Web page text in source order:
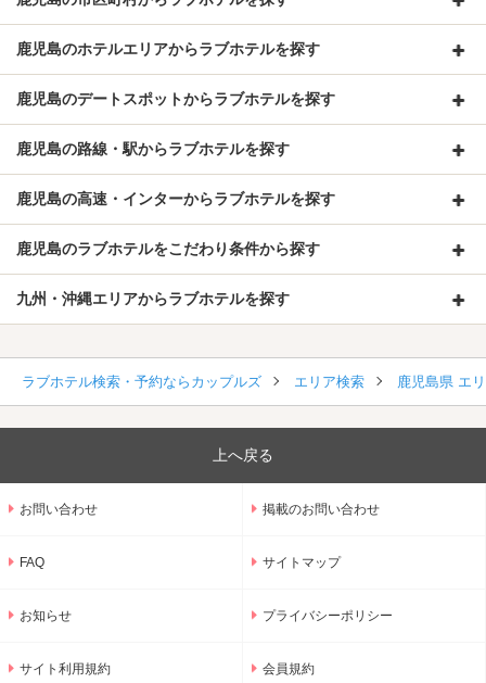
鹿児島のホテルエリアからラブホテルを探す
鹿児島のデートスポットからラブホテルを探す
鹿児島の路線・駅からラブホテルを探す
鹿児島の高速・インターからラブホテルを探す
鹿児島のラブホテルをこだわり条件から探す
九州・沖縄エリアからラブホテルを探す
ラブホテル検索・予約ならカップルズ エリア検索 鹿児島県 エ
上へ戻る
お問い合わせ 掲載のお問い合わせ
FAQ サイトマップ
お知らせ プライバシーポリシー
サイト利用規約 会員規約